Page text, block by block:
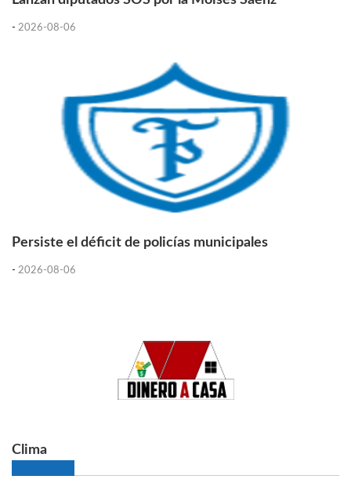
- 2026-08-06
Persiste el déficit de policías municipales
- 2026-08-06
Clima